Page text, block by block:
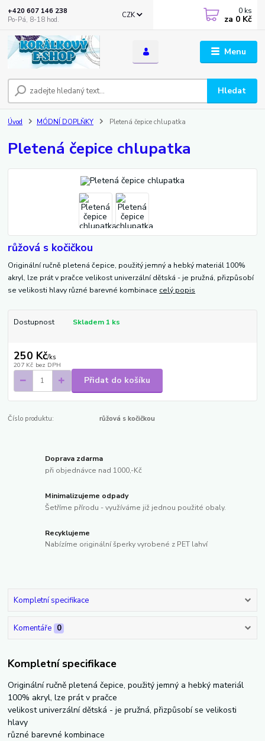
Menu
CZK
Hledat
+420 607 146 238
Po-Pá, 8-18 hod.
0 ks
za 0 Kč
Úvod MÓDNÍ DOPLŇKY Pletená čepice chlupatka
Pletená čepice chlupatka
růžová s kočičkou
Originální ručně pletená čepice, použitý jemný a hebký materiál 100%
akryl, lze prát v pračce velikost univerzální dětská - je pružná, přizpůsobí
se velikosti hlavy různé barevné kombinace celý popis
Dostupnost Skladem 1 ks
250 Kč/ks
207 Kč bez DPH
Přidat do košíku
Číslo produktu: růžová s kočičkou
Doprava zdarma
při objednávce nad 1000,-Kč
Minimalizujeme odpady
Šetříme přírodu - využíváme již jednou použité obaly.
Recyklujeme
Nabízíme originální šperky vyrobené z PET lahví
Kompletní specifikace
Komentáře 0
Kompletní specifikace
Originální ručně pletená čepice, použitý jemný a hebký materiál
100% akryl, lze prát v pračce
velikost univerzální dětská - je pružná, přizpůsobí se velikosti
hlavy
různé barevné kombinace